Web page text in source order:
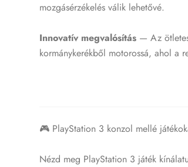
mozgásérzékelés válik lehetővé.
Innovatív megvalósítás — Az
kormánykerékből motorossá, ahol a
🎮 PlayStation 3 konzol mellé
Nézd meg PlayStation 3 játék